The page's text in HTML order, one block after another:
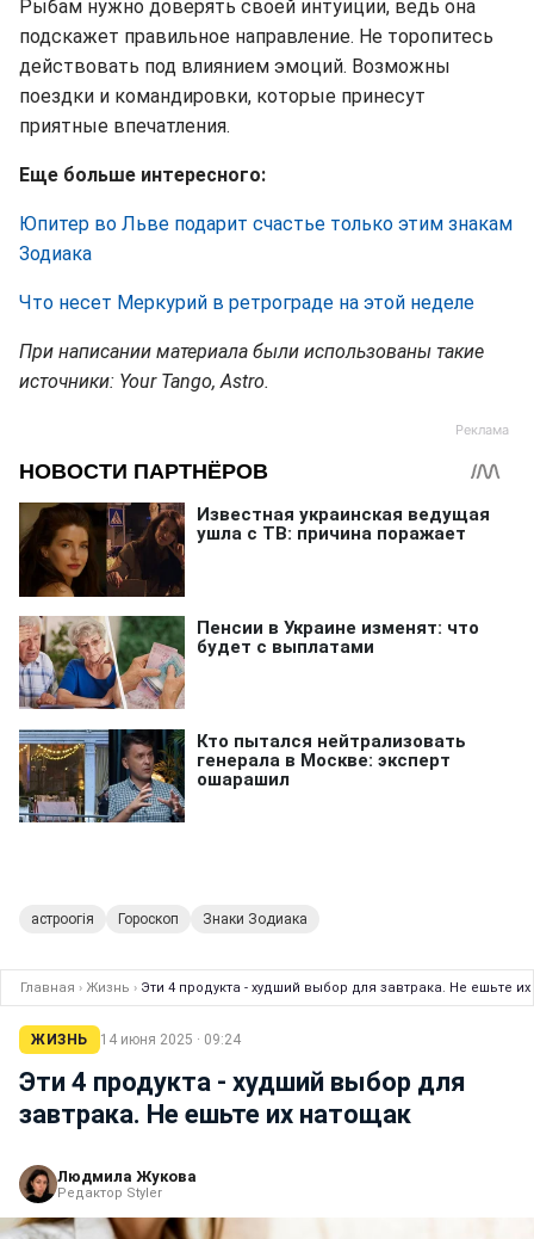
Рыбам нужно доверять своей интуиции, ведь она
подскажет правильное направление. Не торопитесь
действовать под влиянием эмоций. Возможны
поездки и командировки, которые принесут
приятные впечатления.
Еще больше интересного:
Юпитер во Льве подарит счастье только этим знакам
Зодиака
Что несет Меркурий в ретрограде на этой неделе
При написании материала были использованы такие
источники: Your Tango, Astro.
астроогія Гороскоп Знаки Зодиака
Главная › Жизнь › Эти 4 продукта - худший выбор для завтрака. Не ешьте
ЖИЗНЬ 14 июня 2025 · 09:24
Эти 4 продукта - худший выбор для
завтрака. Не ешьте их натощак
Людмила Жукова
Редактор Styler